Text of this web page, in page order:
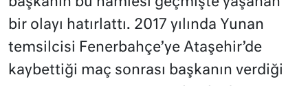
bir olayı hatırlattı. 2017 yılında Yunan
temsilcisi Fenerbahçe’ye Ataşehir’de
kaybettiği maç sonrası başkanın verdiği